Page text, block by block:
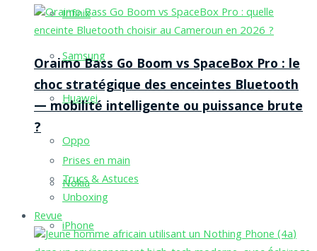
Infinix
Samsung
Huawei
Oppo
Nokia
iPhone
Oraimo Bass Go Boom vs SpaceBox Pro : le
choc stratégique des enceintes Bluetooth
— mobilité intelligente ou puissance brute
?
Prises en main
Trucs & Astuces
Unboxing
Revue